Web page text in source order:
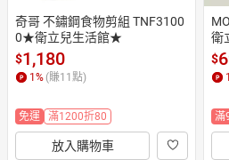
奇哥 不鏽鋼食物剪組 TNF3100
0★衛立兒生活館★
$1,180
1% (賺11點)
免運 滿1200折80
放入購物車
衛
$
1
滿